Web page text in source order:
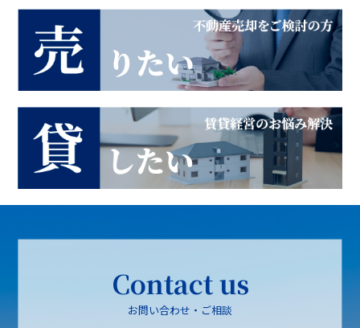
Contact us
お問い合わせ・ご相談